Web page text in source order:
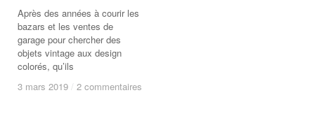
Après des années à courir les
bazars et les ventes de
garage pour chercher des
objets vintage aux design
colorés, qu’ils
3 mars 2019 / 2 commentaires
3 mars 2019 / 2 commentaires